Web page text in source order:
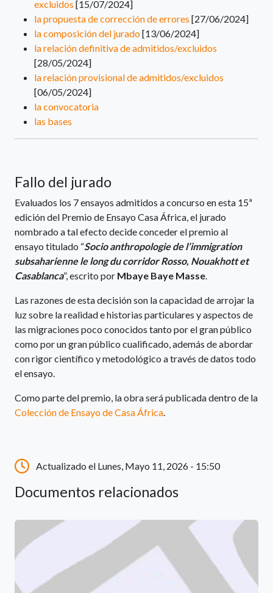
excluidos [15/07/2024]
la propuesta de corrección de errores [27/06/2024]
la composición del jurado[13/06/2024]
la relación definitiva de admitidos/excluidos
[28/05/2024]
la relación provisional de admitidos/excluidos
[06/05/2024]
la convocatoria
las bases
Fallo del jurado
Evaluados los 7 ensayos admitidos a concurso en esta 15ª
edición del Premio de Ensayo Casa África, el jurado
nombrado a tal efecto decide conceder el premio al
ensayo titulado “Socio anthropologie de l’immigration
subsaharienne le long du corridor Rosso, Nouakhott et
Casablanca”, escrito por Mbaye Baye Masse.
Las razones de esta decisión son la capacidad de arrojar la
luz sobre la realidad e historias particulares y aspectos de
las migraciones poco conocidos tanto por el gran público
como por un gran público cualificado, además de abordar
con rigor científico y metodológico a través de datos todo
el ensayo.
Como parte del premio, la obra será publicada dentro de la
Colección de Ensayo de Casa África.
Actualizado el Lunes, Mayo 11, 2026 - 15:50
Documentos relacionados